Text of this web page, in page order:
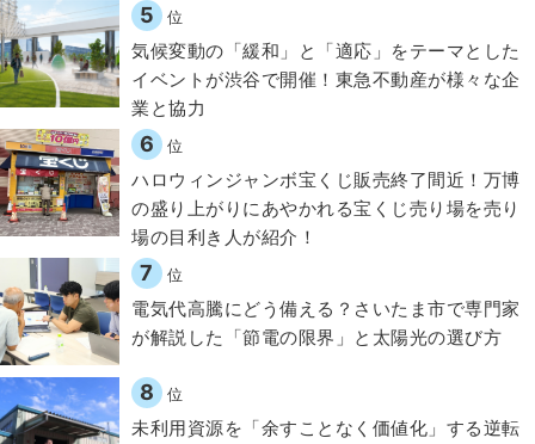
5 位
気候変動の「緩和」と「適応」をテーマとした
イベントが渋谷で開催！東急不動産が様々な企
業と協力
6 位
ハロウィンジャンボ宝くじ販売終了間近！万博
の盛り上がりにあやかれる宝くじ売り場を売り
場の目利き人が紹介！
7 位
電気代高騰にどう備える？さいたま市で専門家
が解説した「節電の限界」と太陽光の選び方
8 位
​​未利用資源を「余すことなく価値化」する逆転